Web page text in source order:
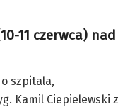
11 czerwca) nad
szpitala,
Kamil Ciepielewski z